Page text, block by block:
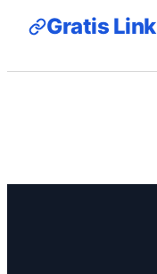
Gratis Link